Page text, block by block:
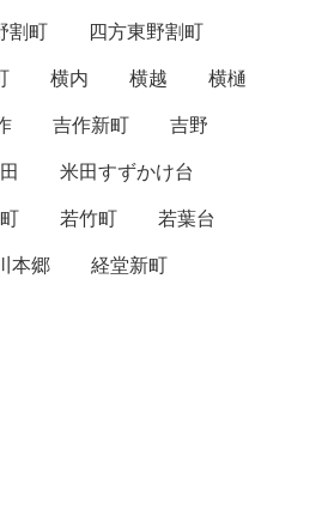
割町
四方東野割町
横内 横越
横樋
吉作新町
吉野
米田すずかけ台
若竹町
若葉台
本郷 経堂新町